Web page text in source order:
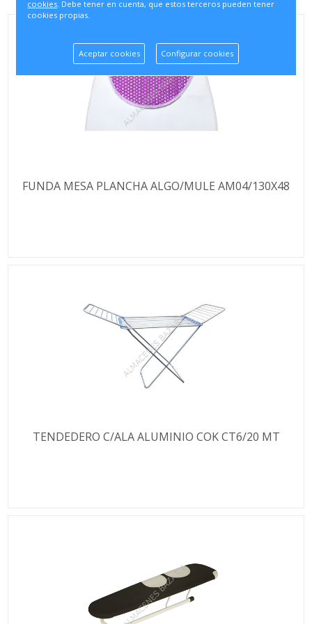
FUNDA MESA PLANCHA ALGO/MULE AM04/130X48
TENDEDERO C/ALA ALUMINIO COK CT6/20 MT
cookies. Debe tener en cuenta, que estos terceros pueden tener
cookies propias.
Aceptar cookies Configurar cookies